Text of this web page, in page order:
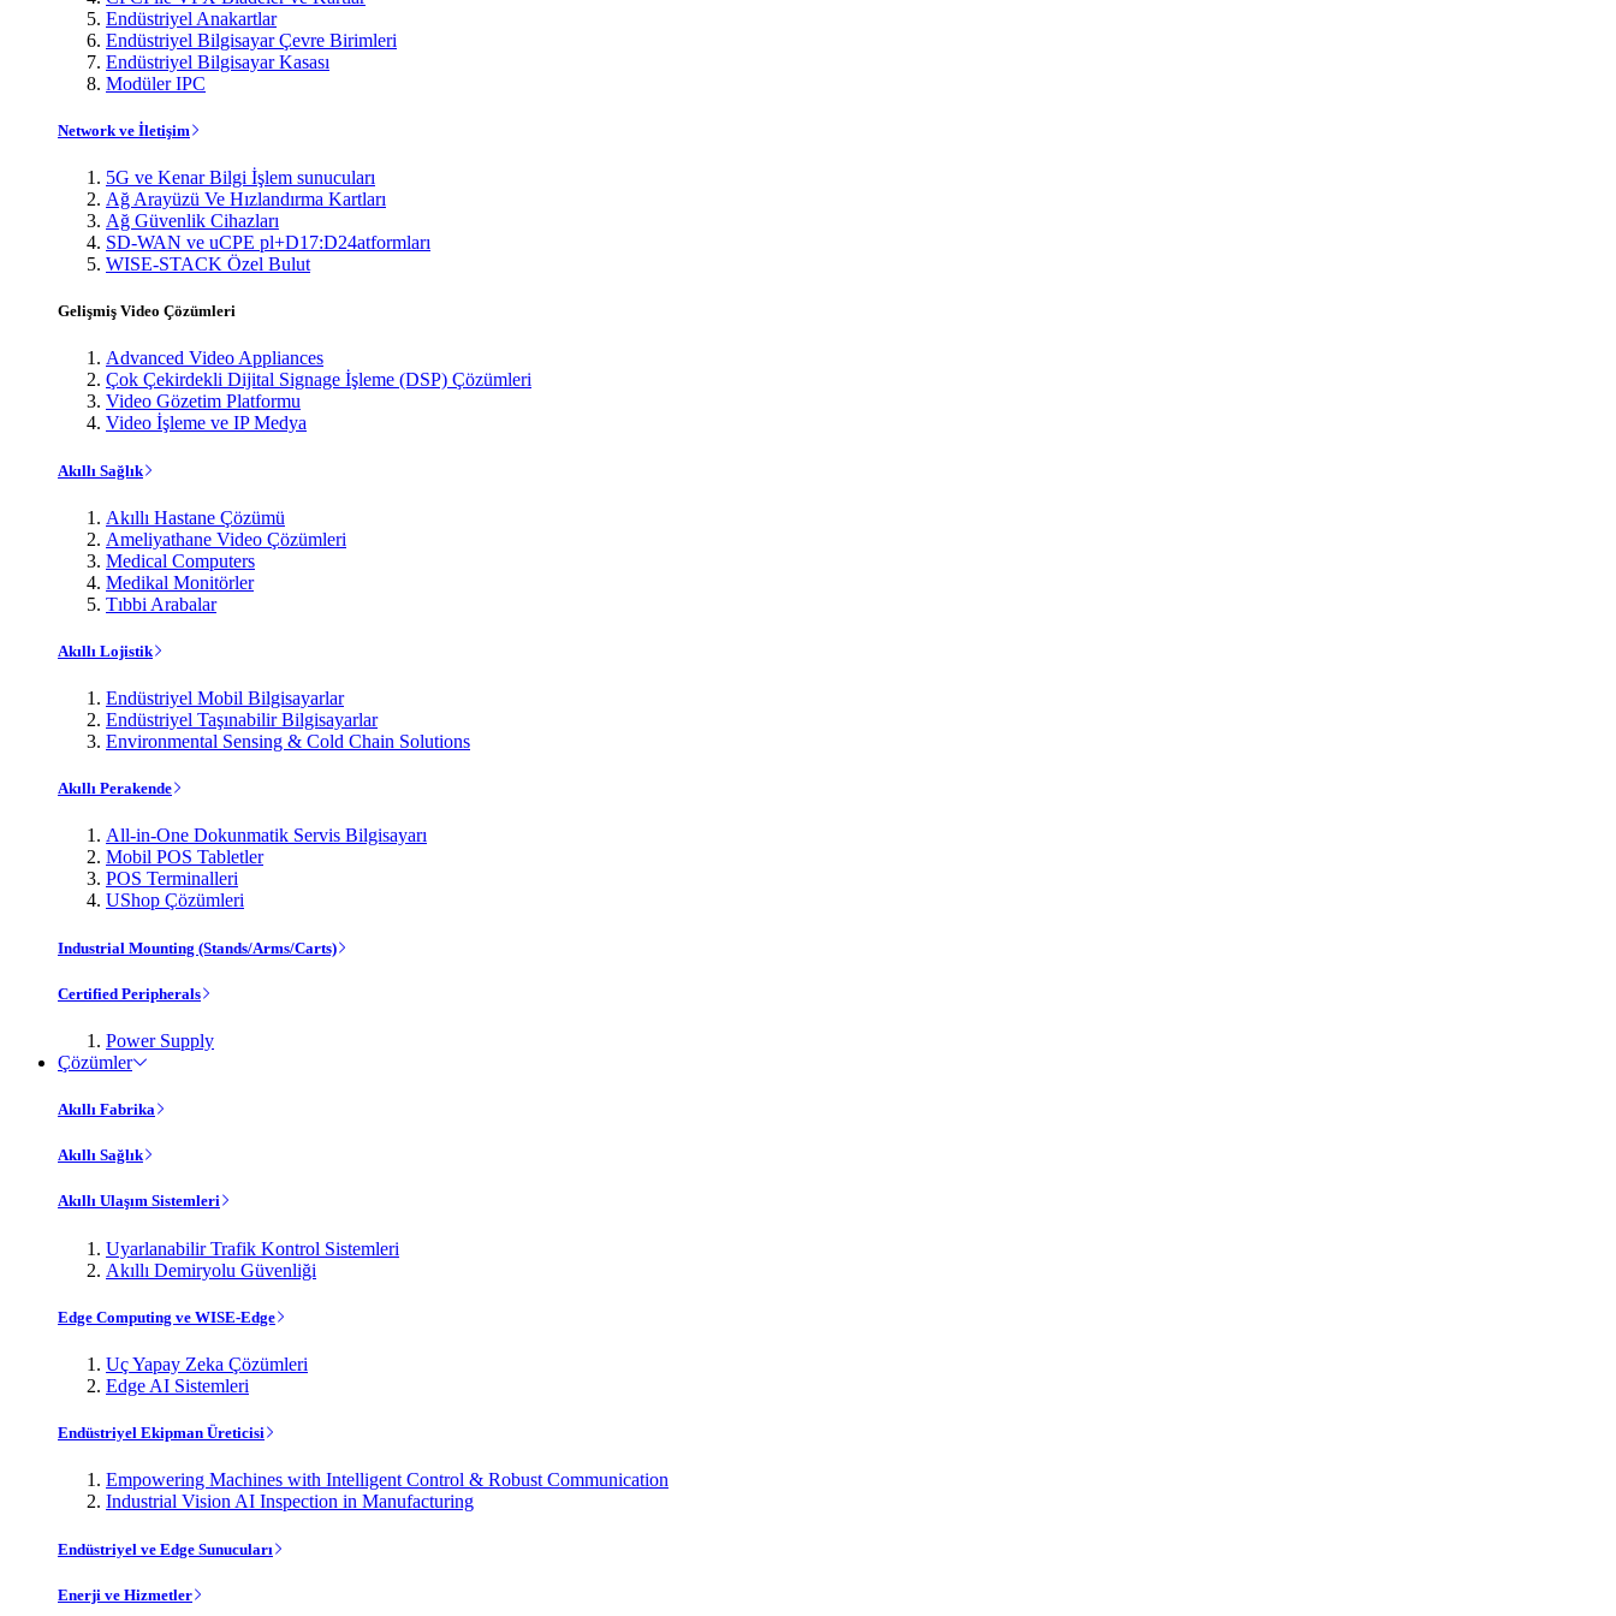
Endüstriyel Anakartlar
Endüstriyel Bilgisayar Çevre Birimleri
Endüstriyel Bilgisayar Kasası
Modüler IPC
Network ve İletişim
5G ve Kenar Bilgi İşlem sunucuları
Ağ Arayüzü Ve Hızlandırma Kartları
Ağ Güvenlik Cihazları
SD-WAN ve uCPE pl+D17:D24atformları
WISE-STACK Özel Bulut
Gelişmiş Video Çözümleri
Advanced Video Appliances
Çok Çekirdekli Dijital Signage İşleme (DSP) Çözümleri
Video Gözetim Platformu
Video İşleme ve IP Medya
Akıllı Sağlık
Akıllı Hastane Çözümü
Ameliyathane Video Çözümleri
Medical Computers
Medikal Monitörler
Tıbbi Arabalar
Akıllı Lojistik
Endüstriyel Mobil Bilgisayarlar
Endüstriyel Taşınabilir Bilgisayarlar
Environmental Sensing & Cold Chain Solutions
Akıllı Perakende
All-in-One Dokunmatik Servis Bilgisayarı
Mobil POS Tabletler
POS Terminalleri
UShop Çözümleri
Industrial Mounting (Stands/Arms/Carts)
Certified Peripherals
Power Supply
Çözümler
Akıllı Fabrika
Akıllı Sağlık
Akıllı Ulaşım Sistemleri
Uyarlanabilir Trafik Kontrol Sistemleri
Akıllı Demiryolu Güvenliği
Edge Computing ve WISE-Edge
Uç Yapay Zeka Çözümleri
Edge AI Sistemleri
Endüstriyel Ekipman Üreticisi
Empowering Machines with Intelligent Control & Robust Communication
Industrial Vision AI Inspection in Manufacturing
Endüstriyel ve Edge Sunucuları
Enerji ve Hizmetler